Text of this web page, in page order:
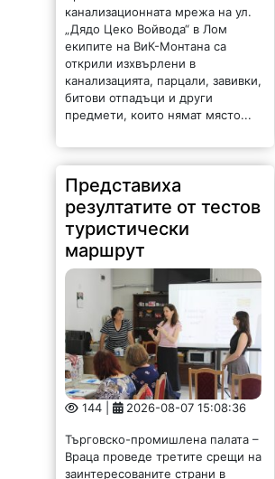
канализационната мрежа на ул.
„Дядо Цеко Войвода“ в Лом
екипите на ВиК-Монтана са
открили изхвърлени в
канализацията, парцали, завивки,
битови отпадъци и други
предмети, които нямат място...
Представиха
резултатите от тестов
туристически
маршрут
144 | 2026-08-07 15:08:36
Търговско-промишлена палата –
Враца проведе третите срещи на
заинтересованите страни в